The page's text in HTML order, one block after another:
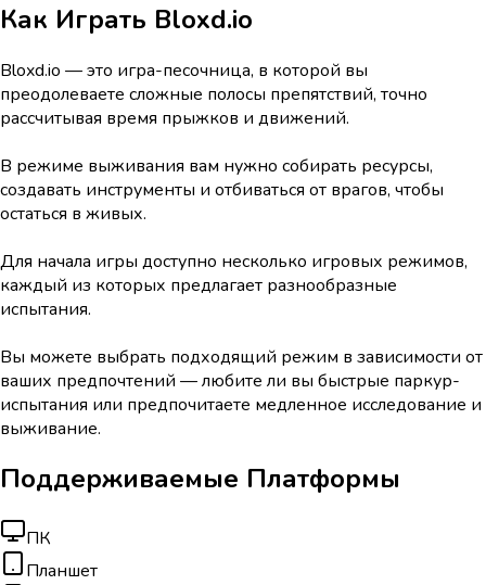
Как Играть Bloxd.io
Bloxd.io — это игра-песочница, в которой вы
преодолеваете сложные полосы препятствий, точно
рассчитывая время прыжков и движений.
В режиме выживания вам нужно собирать ресурсы,
создавать инструменты и отбиваться от врагов, чтобы
остаться в живых.
Для начала игры доступно несколько игровых режимов,
каждый из которых предлагает разнообразные
испытания.
Вы можете выбрать подходящий режим в зависимости от
ваших предпочтений — любите ли вы быстрые паркур-
испытания или предпочитаете медленное исследование и
выживание.
Поддерживаемые Платформы
ПК
Планшет